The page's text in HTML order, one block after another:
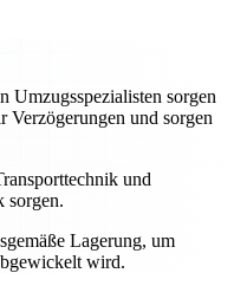
Umzugsspezialisten sorgen
Verzögerungen und sorgen
und
sorgen.
Lagerung, um
wird.